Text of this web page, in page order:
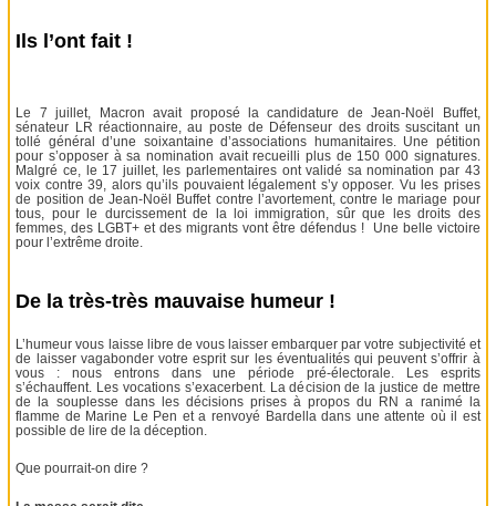
Ils l’ont fait !
Le 7 juillet, Macron avait proposé la candidature de Jean-Noël Buffet,
sénateur LR réactionnaire, au poste de Défenseur des droits suscitant un
tollé général d’une soixantaine d’associations humanitaires. Une pétition
pour s’opposer à sa nomination avait recueilli plus de 150 000 signatures.
Malgré ce, le 17 juillet, les parlementaires ont validé sa nomination par 43
voix contre 39, alors qu’ils pouvaient légalement s’y opposer. Vu les prises
de position de Jean-Noël Buffet contre l’avortement, contre le mariage pour
tous, pour le durcissement de la loi immigration, sûr que les droits des
femmes, des LGBT+ et des migrants vont être défendus ! Une belle victoire
pour l’extrême droite.
De la très-très mauvaise humeur !
L’humeur vous laisse libre de vous laisser embarquer par votre subjectivité et
de laisser vagabonder votre esprit sur les éventualités qui peuvent s’offrir à
vous : nous entrons dans une période pré-électorale. Les esprits
s’échauffent. Les vocations s’exacerbent. La décision de la justice de mettre
de la souplesse dans les décisions prises à propos du RN a ranimé la
flamme de Marine Le Pen et a renvoyé Bardella dans une attente où il est
possible de lire de la déception.
Que pourrait-on dire ?